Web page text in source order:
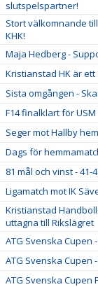
slutspelspartner!
Stort välkomnande
KHK!
Maja Hedberg -
Kristianstad HK är
Sista omgången -
F14 finalklart för USM
Seger mot Hallby
Dags för
81 mål och vinst - 41-
Ligamatch mot IK
Kristianstad
uttagna till Rikslägret
ATG Svenska Cupen
ATG Svenska
ATG Svenska Cupen